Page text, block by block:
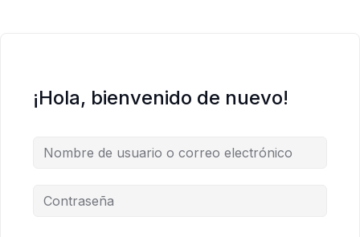
¡Hola, bienvenido de nuevo!